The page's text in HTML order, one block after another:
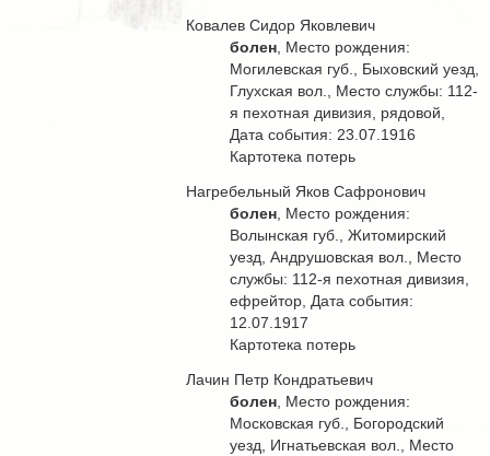
Ковалев Сидор Яковлевич
болен , Место рождения:
Могилевская губ., Быховский уезд,
Глухская вол., Место службы: 112-
я пехотная дивизия, рядовой,
Дата события: 23.07.1916
Картотека потерь
Нагребельный Яков Сафронович
болен , Место рождения:
Волынская губ., Житомирский
уезд, Андрушовская вол., Место
службы: 112-я пехотная дивизия,
ефрейтор, Дата события:
12.07.1917
Картотека потерь
Лачин Петр Кондратьевич
болен , Место рождения:
Московская губ., Богородский
уезд, Игнатьевская вол., Место